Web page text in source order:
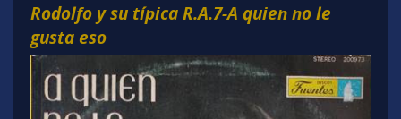
Rodolfo y su típica R.A.7-A quien no le
gusta eso